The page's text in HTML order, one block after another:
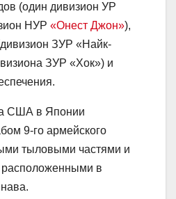
(один дивизион УР
НУР «Онест Джон»),
ЗУР «Найк-
ЗУР «Хок») и
США в Японии
9-го армейского
тыловыми частями и
в